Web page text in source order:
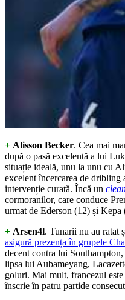
+ Alisson Becker. Cea mai
după o pasă excelentă a lui
situație ideală, unu la unu cu
excelent încercarea de dribling
intervenție curată. Încă un
cormoranilor, care conduce
urmat de Ederson (12) și Kepa
+ Arsen4l. Tunarii nu au ratat
asigură prezența în grupele
decent contra lui
lipsa lui Aubameyang,
goluri. Mai mult, francezul
înscrie în patru partide